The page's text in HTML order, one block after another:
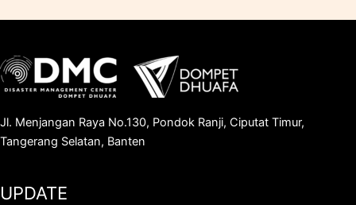
Jl. Menjangan Raya No.130, Pondok Ranji, Ciputat Timur,
Tangerang Selatan, Banten
UPDATE